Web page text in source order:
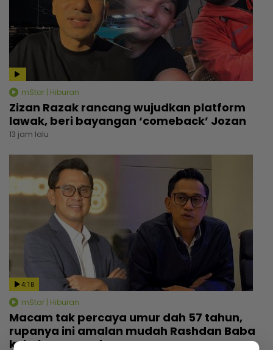
mStar | Hiburan
Zizan Razak rancang wujudkan platform
lawak, beri bayangan ‘comeback’ Jozan
13 jam lalu
4:18
mStar | Hiburan
Macam tak percaya umur dah 57 tahun,
rupanya ini amalan mudah Rashdan Baba
kekal awet muda